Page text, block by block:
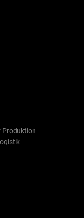
Produktion